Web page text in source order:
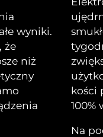
wyniki.
że
niż
kości
100%
Na
Gel8/13/26
czas dostawy
8/9/26
czas dostawy
8/10/26
czas dostawy